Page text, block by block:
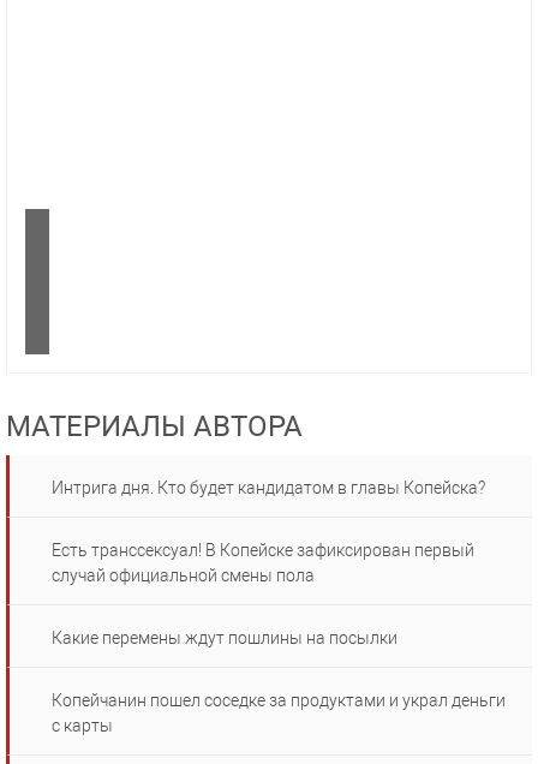
МАТЕРИАЛЫ АВТОРА
Интрига дня. Кто будет кандидатом в главы Копейска?
Есть транссексуал! В Копейске зафиксирован первый
случай официальной смены пола
Какие перемены ждут пошлины на посылки
Копейчанин пошел соседке за продуктами и украл деньги
с карты